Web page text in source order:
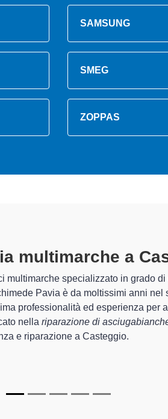
SAMSUNG
SMEG
ZOPPAS
A
garantire al cliente esperienza
tua asciugabiancheria a Casteggio
di fornire interventi di diverse